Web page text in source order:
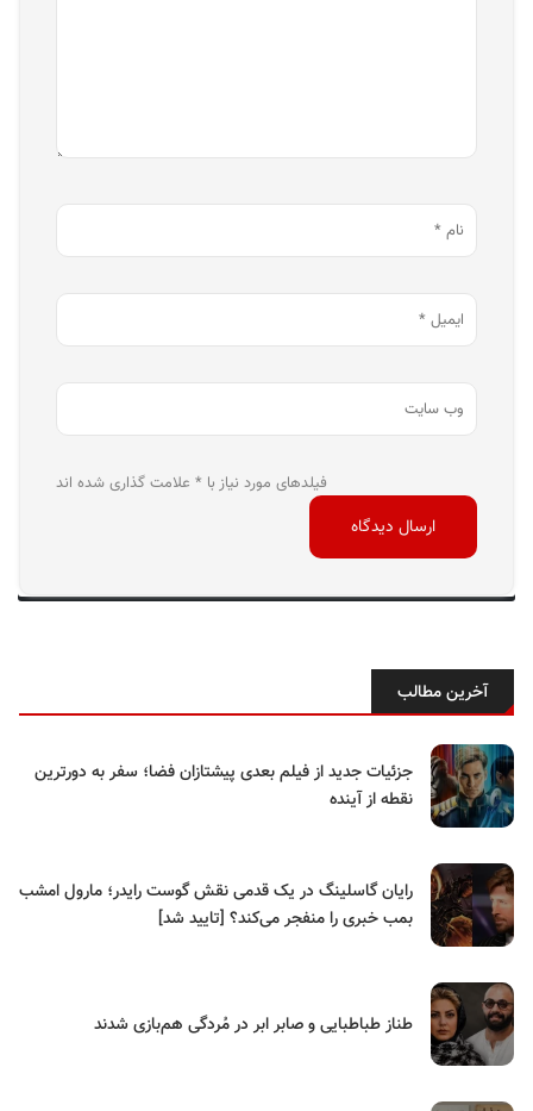
فیلدهای مورد نیاز با * علامت گذاری شده اند
آخرین مطالب
جزئیات جدید از فیلم بعدی پیشتازان فضا؛ سفر به دورترین
نقطه از آینده
رایان گاسلینگ در یک قدمی نقش گوست رایدر؛ مارول امشب
بمب خبری را منفجر می‌کند؟ [تایید شد]
طناز طباطبایی و صابر ابر در مُردگی هم‌بازی شدند